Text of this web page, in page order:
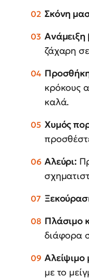
Σκόνη
Ανάμειξη
ζάχαρη
κρόκους
καλά.
Χυμός
Αλεύρι:
Πλάσιμο
διάφορα
Αλείψιμο
με το